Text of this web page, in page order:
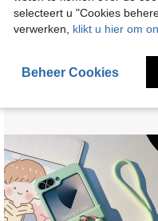
Magnetische
6.91€
selecteert u "Cookies
verwerken, klikt u hier om
Beheer Cookies